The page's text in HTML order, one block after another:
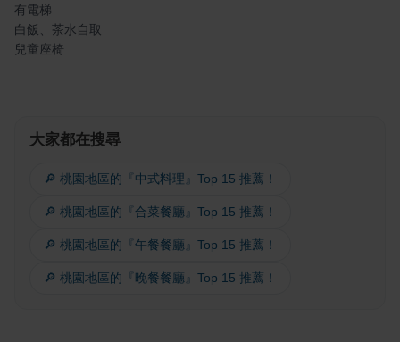
有電梯
白飯、茶水自取
兒童座椅
大家都在搜尋
🔎 桃園地區的『中式料理』Top 15 推薦！
🔎 桃園地區的『合菜餐廳』Top 15 推薦！
🔎 桃園地區的『午餐餐廳』Top 15 推薦！
🔎 桃園地區的『晚餐餐廳』Top 15 推薦！